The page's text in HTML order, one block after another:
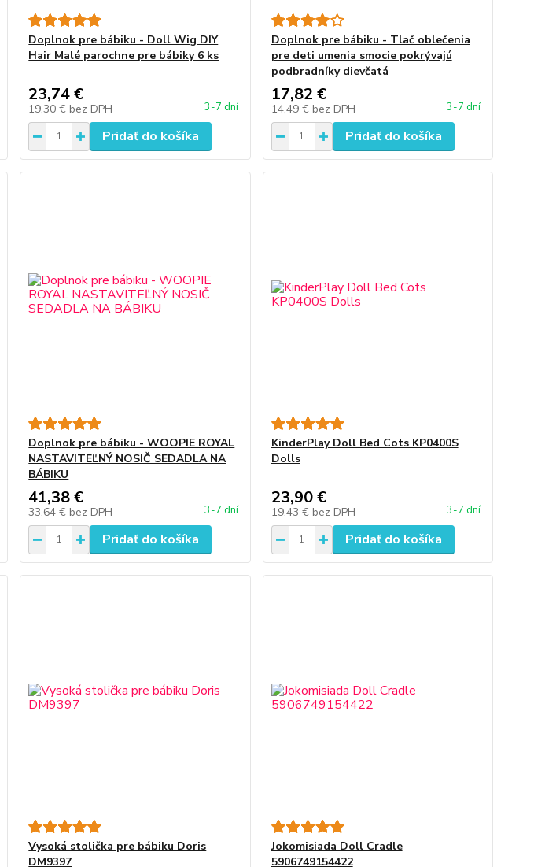
Doplnok pre bábiku - Doll Wig DIY
Hair Malé parochne pre bábiky 6 ks
23,74 €
19,30 € bez DPH 3-7 dní
Pridať do košíka
Doplnok pre bábiku - Tlač oblečenia
pre deti umenia smocie pokrývajú
podbradníky dievčatá
17,82 €
14,49 € bez DPH 3-7 dní
Pridať do košíka
Doplnok pre bábiku - WOOPIE ROYAL
NASTAVITEĽNÝ NOSIČ SEDADLA NA
BÁBIKU
41,38 €
33,64 € bez DPH 3-7 dní
Pridať do košíka
KinderPlay Doll Bed Cots KP0400S
Dolls
23,90 €
19,43 € bez DPH 3-7 dní
Pridať do košíka
Vysoká stolička pre bábiku Doris
DM9397
Jokomisiada Doll Cradle
5906749154422